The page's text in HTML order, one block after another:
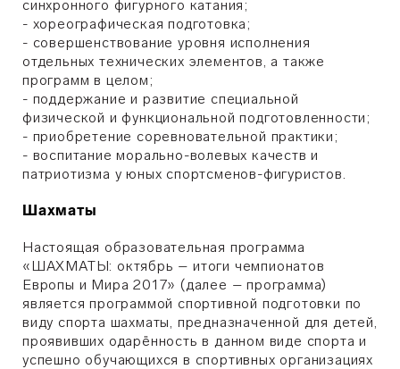
синхронного фигурного катания;
- хореографическая подготовка;
- совершенствование уровня исполнения
отдельных технических элементов, а также
программ в целом;
- поддержание и развитие специальной
физической и функциональной подготовленности;
- приобретение соревновательной практики;
- воспитание морально-волевых качеств и
патриотизма у юных спортсменов-фигуристов.
Шахматы
Настоящая образовательная программа
«ШАХМАТЫ: октябрь – итоги чемпионатов
Европы и Мира 2017» (далее – программа)
является программой спортивной подготовки по
виду спорта шахматы, предназначенной для детей,
проявивших одарённость в данном виде спорта и
успешно обучающихся в спортивных организациях